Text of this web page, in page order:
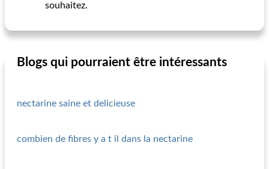
souhaitez.
Blogs qui pourraient être intéressants
nectarine saine et delicieuse
combien de fibres y a t il dans la nectarine